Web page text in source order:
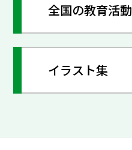
全国の教育活動
イラスト集